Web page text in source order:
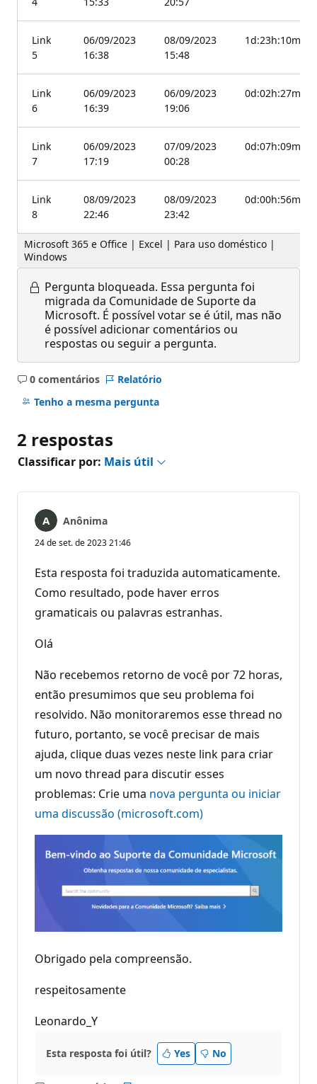
Link
5
06/09/2023
16:38
08/09/2023
15:48
1d:23h:10min
Link
6
06/09/2023
16:39
06/09/2023
19:06
0d:02h:27min
Link
7
06/09/2023
17:19
07/09/2023
00:28
0d:07h:09min
Link
8
08/09/2023
22:46
08/09/2023
23:42
0d:00h:56min
Microsoft 365 e Office | Excel | Para uso doméstico |
Windows
Pergunta bloqueada. Essa pergunta foi
migrada da Comunidade de Suporte da
Microsoft. É possível votar se é útil, mas não
é possível adicionar comentários ou
respostas ou seguir a pergunta.
0 comentários
Sem
comentários
Relatório
Tenho a mesma pergunta
2 respostas
Classificar por: Mais útil
Anônima
24 de set. de 2023 21:46
Esta resposta foi traduzida automaticamente.
Como resultado, pode haver erros
gramaticais ou palavras estranhas.
Olá
Não recebemos retorno de você por 72 horas,
então presumimos que seu problema foi
resolvido. Não monitoraremos esse thread no
futuro, portanto, se você precisar de mais
ajuda, clique duas vezes neste link para criar
um novo thread para discutir esses
problemas: Crie uma nova pergunta ou iniciar
uma discussão (microsoft.com)
Obrigado pela compreensão.
respeitosamente
Leonardo_Y
Esta resposta foi útil? Yes No